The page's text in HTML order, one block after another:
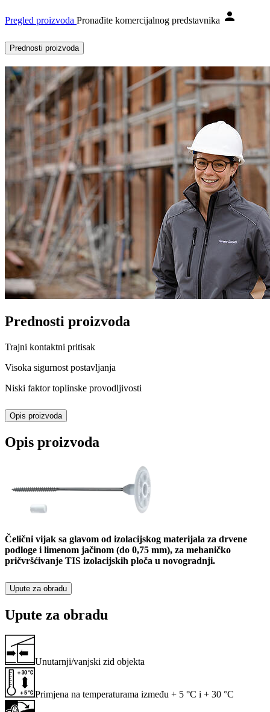
Pregled proizvoda Pronađite komercijalnog predstavnika
Prednosti proizvoda
Prednosti proizvoda
Trajni kontaktni pritisak
Visoka sigurnost postavljanja
Niski faktor toplinske provodljivosti
Opis proizvoda
Opis proizvoda
Čelični vijak sa glavom od izolacijskog materijala za drvene
podloge i limenom jačinom (do 0,75 mm), za mehaničko
pričvršćivanje TIS izolacijskih ploča u novogradnji.
Upute za obradu
Upute za obradu
Unutarnji/vanjski zid objekta
Primjena na temperaturama između + 5 °C i + 30 °C